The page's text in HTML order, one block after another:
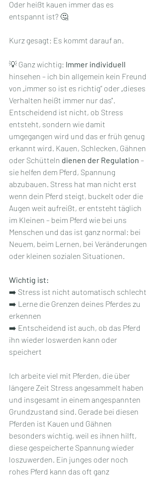
Oder heißt kauen immer das es
entspannt ist? 🤔
Kurz gesagt: Es kommt darauf an.
💡 Ganz wichtig: Immer individuell
hinsehen – ich bin allgemein kein Freund
von „immer so ist es richtig“ oder „dieses
Verhalten heißt immer nur das".
Entscheidend ist nicht, ob Stress
entsteht, sondern wie damit
umgegangen wird und das er früh genug
erkannt wird. Kauen, Schlecken, Gähnen
oder Schütteln dienen der Regulation –
sie helfen dem Pferd, Spannung
abzubauen. Stress hat man nicht erst
wenn dein Pferd steigt, buckelt oder die
Augen weit aufreißt, er entsteht täglich
im Kleinen – beim Pferd wie bei uns
Menschen und das ist ganz normal: bei
Neuem, beim Lernen, bei Veränderungen
oder kleinen sozialen Situationen.
Wichtig ist:
➡️ Stress ist nicht automatisch schlecht
➡️ Lerne die Grenzen deines Pferdes zu
erkennen
➡️ Entscheidend ist auch, ob das Pferd
ihn wieder loswerden kann oder
speichert
Ich arbeite viel mit Pferden, die über
längere Zeit Stress angesammelt haben
und insgesamt in einem angespannten
Grundzustand sind. Gerade bei diesen
Pferden ist Kauen und Gähnen
besonders wichtig, weil es ihnen hilft,
diese gespeicherte Spannung wieder
loszuwerden. Ein junges oder noch
rohes Pferd kann das oft ganz